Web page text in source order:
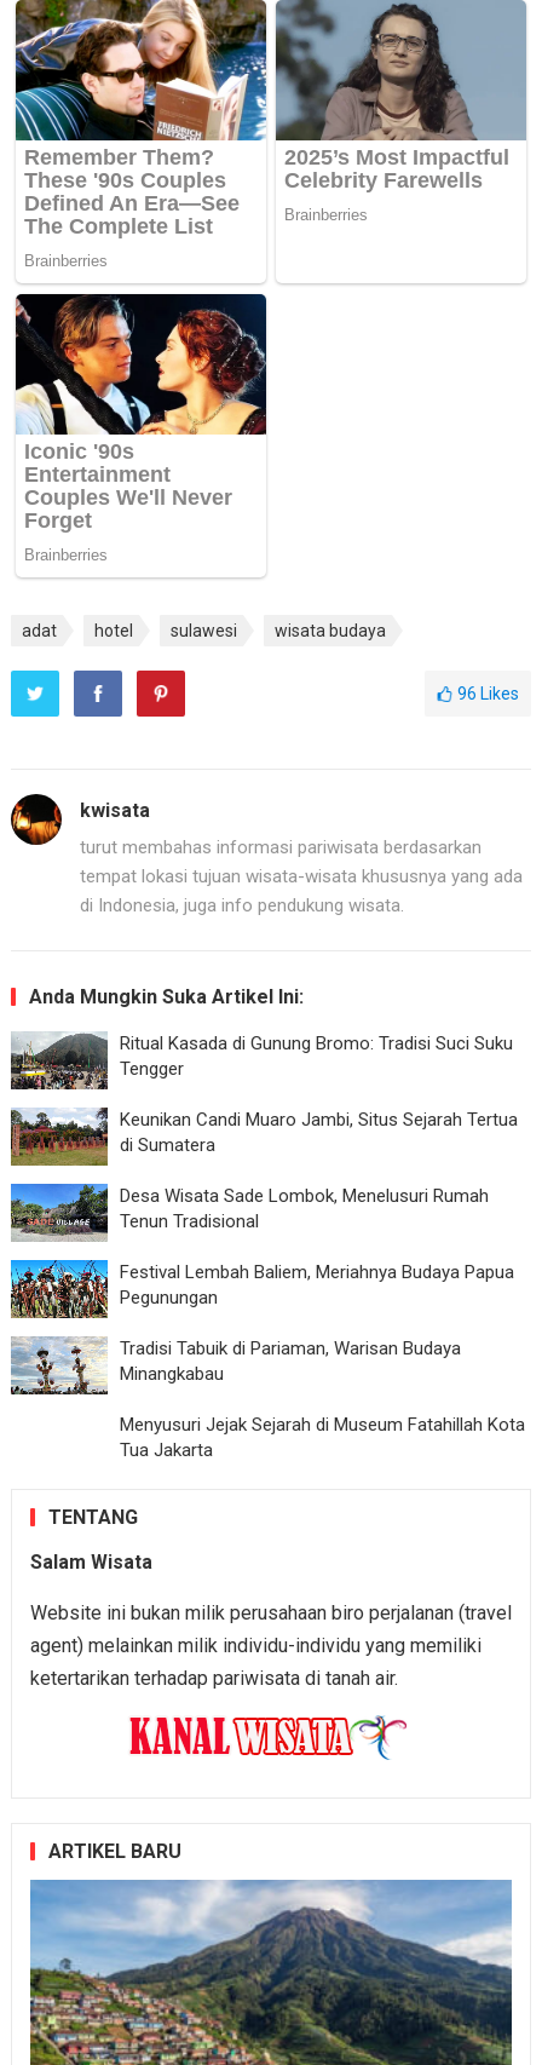
adat hotel sulawesi wisata budaya
96Likes
kwisata
turut membahas informasi pariwisata berdasarkan
tempat lokasi tujuan wisata-wisata khususnya yang ada
di Indonesia, juga info pendukung wisata.
Anda Mungkin Suka Artikel Ini:
Ritual Kasada di Gunung Bromo: Tradisi Suci Suku
Tengger
Keunikan Candi Muaro Jambi, Situs Sejarah Tertua
di Sumatera
Desa Wisata Sade Lombok, Menelusuri Rumah
Tenun Tradisional
Festival Lembah Baliem, Meriahnya Budaya Papua
Pegunungan
Tradisi Tabuik di Pariaman, Warisan Budaya
Minangkabau
Menyusuri Jejak Sejarah di Museum Fatahillah Kota
Tua Jakarta
TENTANG
Salam Wisata
Website ini bukan milik perusahaan biro perjalanan (travel
agent) melainkan milik individu-individu yang memiliki
ketertarikan terhadap pariwisata di tanah air.
ARTIKEL BARU